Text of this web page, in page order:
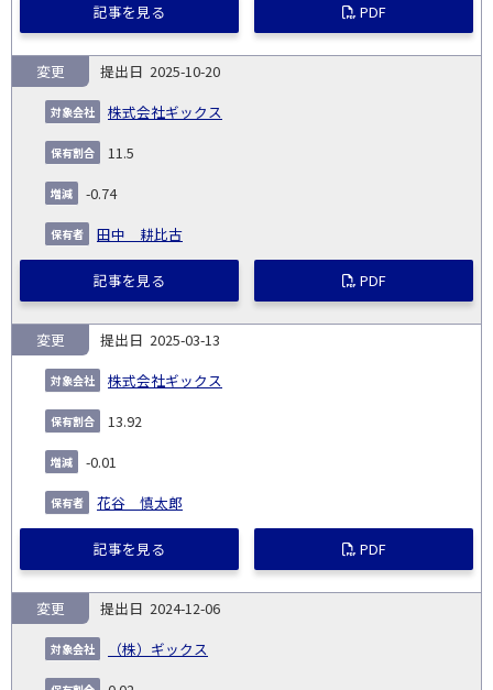
記事を見る PDF
2025-10-20
株式会社ギックス
変更
11.5
-0.74
田中 耕比古
記事を見る PDF
2025-03-13
株式会社ギックス
変更
13.92
-0.01
花谷 慎太郎
記事を見る PDF
2024-12-06
（株）ギックス
変更